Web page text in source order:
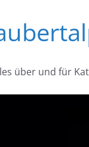
über und für